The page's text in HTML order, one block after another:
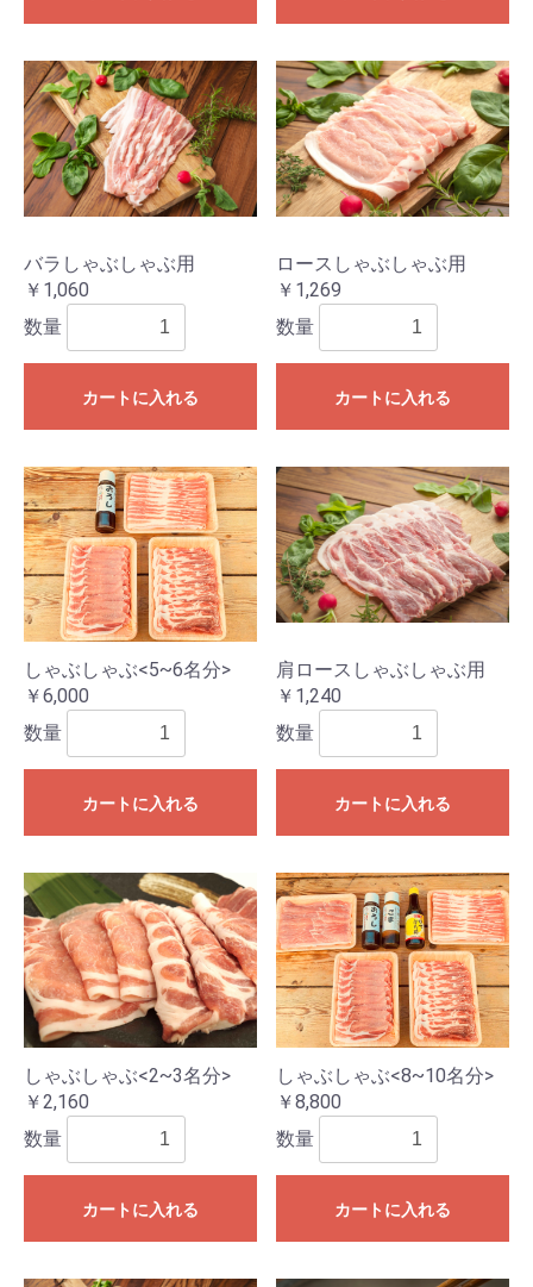
バラしゃぶしゃぶ用
￥1,060
数量
カートに入れる
ロースしゃぶしゃぶ用
￥1,269
数量
カートに入れる
しゃぶしゃぶ<5~6名分>
￥6,000
数量
カートに入れる
肩ロースしゃぶしゃぶ用
￥1,240
数量
カートに入れる
しゃぶしゃぶ<2~3名分>
￥2,160
数量
カートに入れる
しゃぶしゃぶ<8~10名分>
￥8,800
数量
カートに入れる